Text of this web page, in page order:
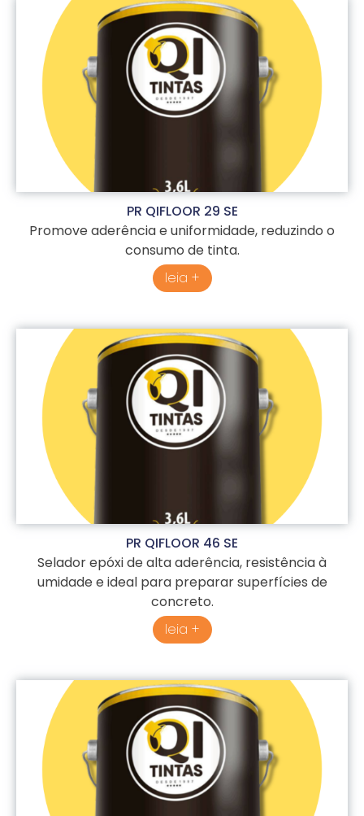
PR QIFLOOR 29 SE
Promove aderência e uniformidade, reduzindo o
consumo de tinta.
leia +
PR QIFLOOR 46 SE
Selador epóxi de alta aderência, resistência à
umidade e ideal para preparar superfícies de
concreto.
leia +